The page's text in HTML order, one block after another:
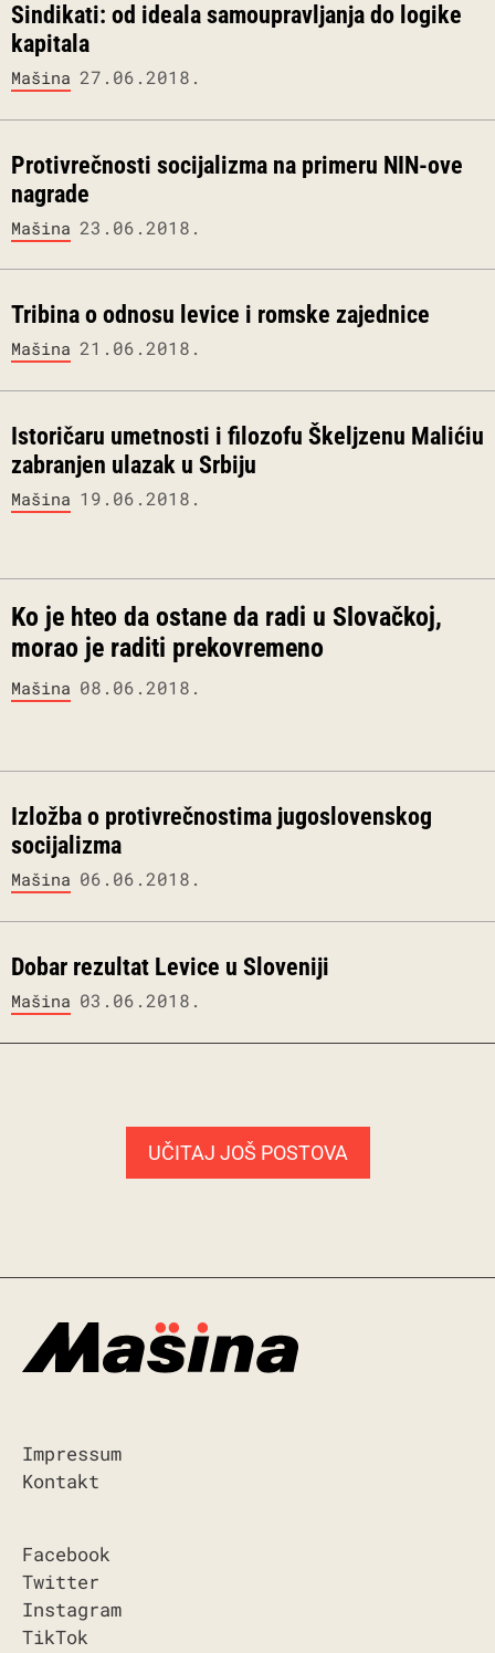
Sindikati: od ideala samoupravljanja do logike
kapitala
Mašina 27.06.2018.
Protivrečnosti socijalizma na primeru NIN-ove
nagrade
Mašina 23.06.2018.
Tribina o odnosu levice i romske zajednice
Mašina 21.06.2018.
Istoričaru umetnosti i filozofu Škeljzenu Malićiu
zabranjen ulazak u Srbiju
Mašina 19.06.2018.
Ko je hteo da ostane da radi u Slovačkoj,
morao je raditi prekovremeno
Mašina 08.06.2018.
Izložba o protivrečnostima jugoslovenskog
socijalizma
Mašina 06.06.2018.
Dobar rezultat Levice u Sloveniji
Mašina 03.06.2018.
UČITAJ JOŠ POSTOVA
Impressum
Kontakt
Facebook
Twitter
Instagram
TikTok